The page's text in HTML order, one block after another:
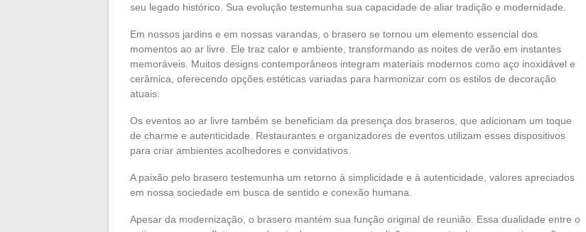
seu legado histórico. Sua evolução testemunha sua capacidade de aliar tradição e modernidade.
Em nossos jardins e em nossas varandas, o brasero se tornou um elemento essencial dos
momentos ao ar livre. Ele traz calor e ambiente, transformando as noites de verão em instantes
memoráveis. Muitos designs contemporâneos integram materiais modernos como aço inoxidável e
cerâmica, oferecendo opções estéticas variadas para harmonizar com os estilos de decoração
atuais.
Os eventos ao ar livre também se beneficiam da presença dos braseros, que adicionam um toque
de charme e autenticidade. Restaurantes e organizadores de eventos utilizam esses dispositivos
para criar ambientes acolhedores e convidativos.
A paixão pelo brasero testemunha um retorno à simplicidade e à autenticidade, valores apreciados
em nossa sociedade em busca de sentido e conexão humana.
Apesar da modernização, o brasero mantém sua função original de reunião. Essa dualidade entre o